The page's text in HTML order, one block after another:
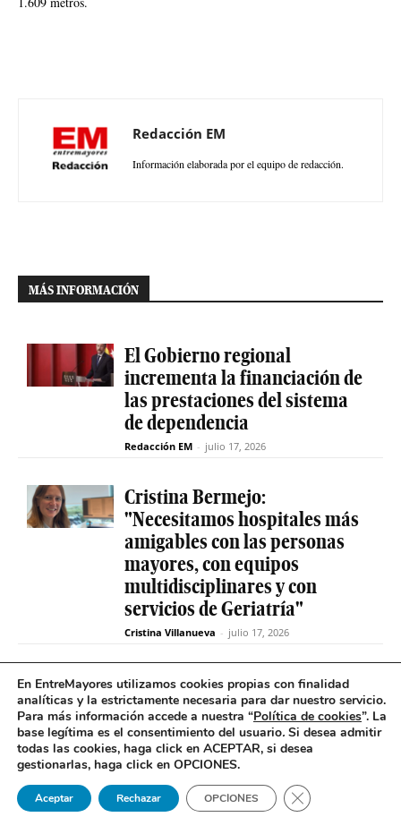
Redacción EM
Información elaborada por el equipo de redacción.
MÁS INFORMACIÓN
El Gobierno regional
incrementa la financiación de
las prestaciones del sistema
de dependencia
Redacción EM - julio 17, 2026
Cristina Bermejo:
"Necesitamos hospitales más
amigables con las personas
mayores, con equipos
multidisciplinares y con
servicios de Geriatría"
Cristina Villanueva - julio 17, 2026
Convive abre el plazo de
inscripción para estudiantes
y celebra 30 años uniendo a
jóvenes y mayores en Madrid
En EntreMayores utilizamos cookies propias con finalidad
analíticas y la estrictamente necesaria para dar nuestro servicio.
Para más información accede a nuestra “Política de cookies”. La
base legítima es el consentimiento del usuario. Si desea admitir
todas las cookies, haga click en ACEPTAR, si desea
gestionarlas, haga click en OPCIONES.
Aceptar Rechazar OPCIONES Cerrar el banner